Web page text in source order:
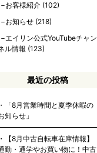
お客様紹介 (102)
お知らせ (218)
エイリン公式YouTubeチャン
ル情報 (123)
最近の投稿
「8月営業時間と夏季休暇の
知らせ」
【8月中古自転車在庫情報】
勤・通学やお買い物に！中古